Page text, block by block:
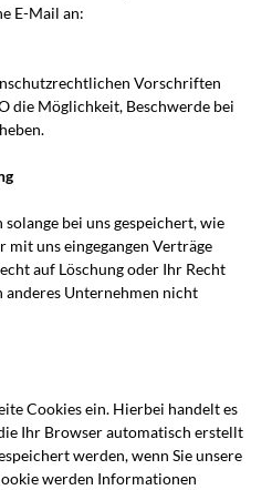
E-Mail an:
Vorschriften
die Möglichkeit, Beschwerde bei
bei uns gespeichert, wie
uns eingegangen Verträge
auf Löschung oder Ihr Recht
Unternehmen nicht
Cookies ein. Hierbei handelt es
Ihr Browser automatisch erstellt
werden, wenn Sie unsere
werden Informationen